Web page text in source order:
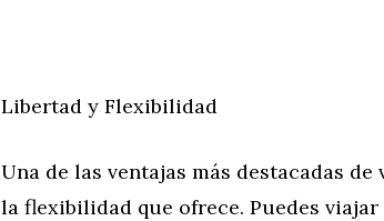
Libertad y Flexibilidad
Una de las ventajas más destacadas
la flexibilidad que ofrece. Puedes